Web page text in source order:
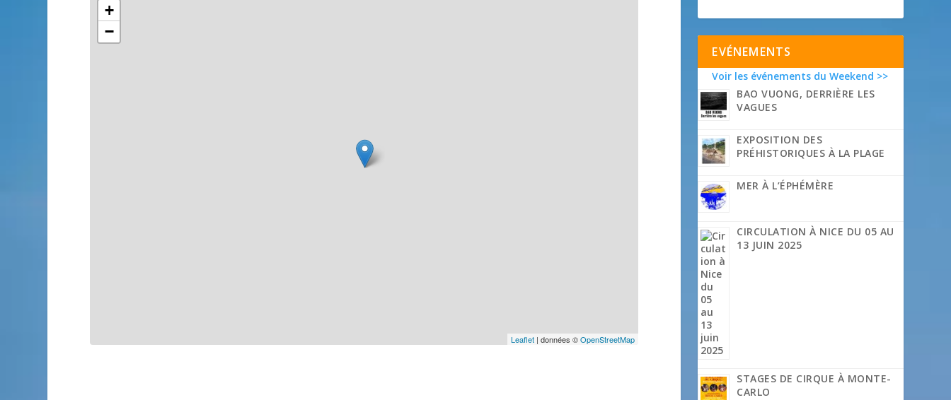
+
−
Leaflet | données ©OpenStreetMap
EVÉNEMENTS
Voir les événements du Weekend >>
BAO VUONG, DERRIÈRE LES
VAGUES
EXPOSITION DES
PRÉHISTORIQUES À LA PLAGE
MER À L’ÉPHÉMÈRE
CIRCULATION À NICE DU 05 AU
13 JUIN 2025
STAGES DE CIRQUE À MONTE-
CARLO